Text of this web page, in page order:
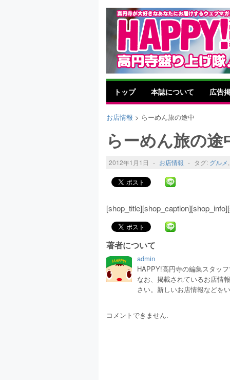
トップ 本誌について 広告
お店情報 > らーめん旅の途中
らーめん旅の途
2012年1月1日 - お店情報 - タグ: グルメ,
著者について
admin
HAPPY!高円寺の編集スタッ
なお、掲載されているお店情
さい。新しいお店情報などを
コメントできません.